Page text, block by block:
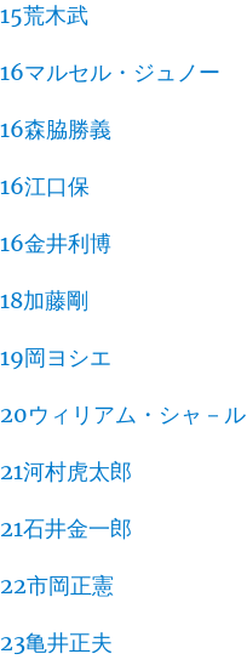
15荒木武
16マルセル・ジュノー
16森脇勝義
16江口保
16金井利博
18加藤剛
19岡ヨシエ
20ウィリアム・シャ－ル
21河村虎太郎
21石井金一郎
22市岡正憲
23亀井正夫